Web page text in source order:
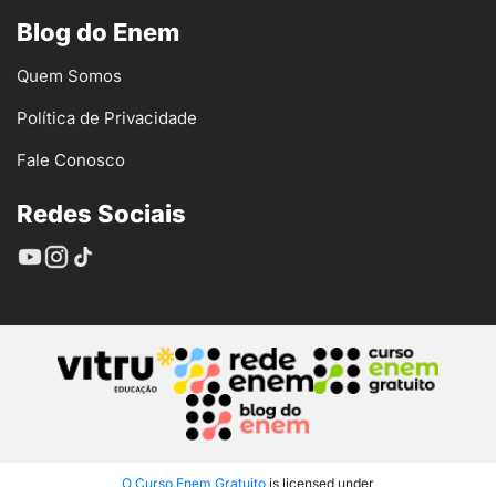
Blog do Enem
Quem Somos
Política de Privacidade
Fale Conosco
Redes Sociais
O Curso Enem Gratuito is licensed under